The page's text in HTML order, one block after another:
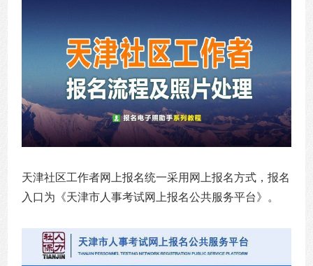
天津社区工作者网上报名统一采用网上报名方式，报名
入口为《天津市人事考试网上报名公共服务平台》。